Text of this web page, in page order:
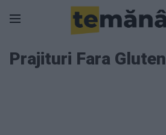
Prajituri Fara Gluten